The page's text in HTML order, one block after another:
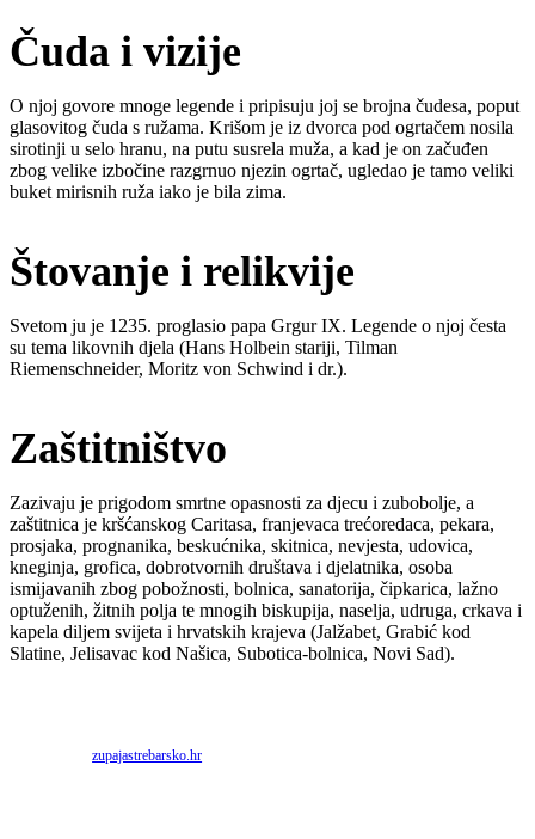
Čuda i vizije
O njoj govore mnoge legende i pripisuju joj se brojna čudesa, poput
glasovitog čuda s ružama. Krišom je iz dvorca pod ogrtačem nosila
sirotinji u selo hranu, na putu susrela muža, a kad je on začuđen
zbog velike izbočine razgrnuo njezin ogrtač, ugledao je tamo veliki
buket mirisnih ruža iako je bila zima.
Štovanje i relikvije
Svetom ju je 1235. proglasio papa Grgur IX. Legende o njoj česta
su tema likovnih djela (Hans Holbein stariji, Tilman
Riemenschneider, Moritz von Schwind i dr.).
Zaštitništvo
Zazivaju je prigodom smrtne opasnosti za djecu i zubobolje, a
zaštitnica je kršćanskog Caritasa, franjevaca trećoredaca, pekara,
prosjaka, prognanika, beskućnika, skitnica, nevjesta, udovica,
kneginja, grofica, dobrotvornih društava i djelatnika, osoba
ismijavanih zbog pobožnosti, bolnica, sanatorija, čipkarica, lažno
optuženih, žitnih polja te mnogih biskupija, naselja, udruga, crkava i
kapela diljem svijeta i hrvatskih krajeva (Jalžabet, Grabić kod
Slatine, Jelisavac kod Našica, Subotica-bolnica, Novi Sad).
Izvor:zupajastrebarsko.hr